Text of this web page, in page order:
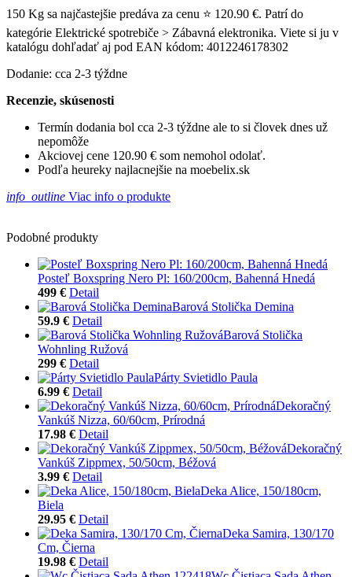
150 Kg sa najčastejšie predáva za cenu ⭐ 120.90 €. Patrí do
kategórie Elektrické spotrebiče > Zábavná elektronika. Viete si ju v
katalógu dohľadať aj pod EAN kódom: 4012246178302
Dodanie: cca 2-3 týždne
Recenzie, skúsenosti
Termín dodania bol cca 2-3 týždne ale to si človek dnes už
nepomôže
Akciovej cene 120.90 € som nemohol odolať.
Podľa heureky najlacnejšie na moebelix.sk
info_outline Viac info o produkte
Podobné produkty
Posteľ Boxspring Nero Pl: 160/200cm, Bahenná Hnedá
499 € Detail
Barová Stolička Demina
59.9 € Detail
Barová Stolička
Wohnling Ružová
299 € Detail
Párty Svietidlo Paula
6.99 € Detail
Dekoračný
Vankúš Nizza, 60/60cm, Prírodná
17.98 € Detail
Dekoračný
Vankúš Zippmex, 50/50cm, Béžová
3.99 € Detail
Deka Alice, 150/180cm,
Biela
29.95 € Detail
Deka Samira, 130/170
Cm, Čierna
19.98 € Detail